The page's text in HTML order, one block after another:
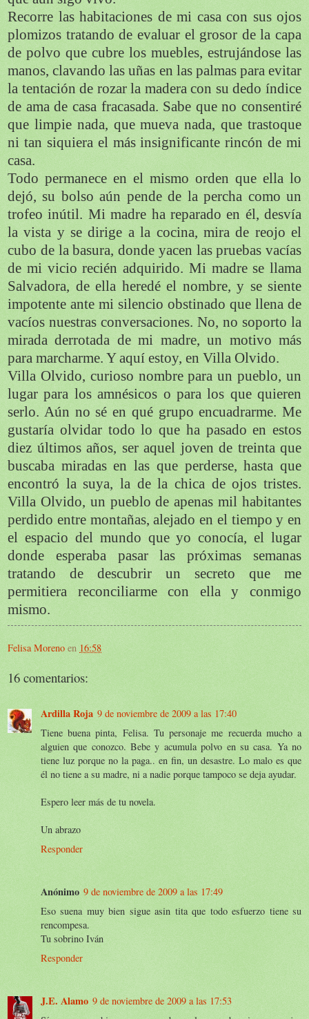
Recorre las habitaciones de mi casa con sus ojos
plomizos tratando de evaluar el grosor de la capa
de polvo que cubre los muebles, estrujándose las
manos, clavando las uñas en las palmas para evitar
la tentación de rozar la madera con su dedo índice
de ama de casa fracasada. Sabe que no consentiré
que limpie nada, que mueva nada, que trastoque
ni tan siquiera el más insignificante rincón de mi
casa.
Todo permanece en el mismo orden que ella lo
dejó, su bolso aún pende de la percha como un
trofeo inútil. Mi madre ha reparado en él, desvía
la vista y se dirige a la cocina, mira de reojo el
cubo de la basura, donde yacen las pruebas vacías
de mi vicio recién adquirido. Mi madre se llama
Salvadora, de ella heredé el nombre, y se siente
impotente ante mi silencio obstinado que llena de
vacíos nuestras conversaciones. No, no soporto la
mirada derrotada de mi madre, un motivo más
para marcharme. Y aquí estoy, en Villa Olvido.
Villa Olvido, curioso nombre para un pueblo, un
lugar para los amnésicos o para los que quieren
serlo. Aún no sé en qué grupo encuadrarme. Me
gustaría olvidar todo lo que ha pasado en estos
diez últimos años, ser aquel joven de treinta que
buscaba miradas en las que perderse, hasta que
encontró la suya, la de la chica de ojos tristes.
Villa Olvido, un pueblo de apenas mil habitantes
perdido entre montañas, alejado en el tiempo y en
el espacio del mundo que yo conocía, el lugar
donde esperaba pasar las próximas semanas
tratando de descubrir un secreto que me
permitiera reconciliarme con ella y conmigo
mismo.
Felisa Moreno en 16:58
16 comentarios:
Ardilla Roja 9 de noviembre de 2009 a las 17:40
Tiene buena pinta, Felisa. Tu personaje me recuerda mucho a
alguien que conozco. Bebe y acumula polvo en su casa. Ya no
tiene luz porque no la paga.. en fin, un desastre. Lo malo es que
él no tiene a su madre, ni a nadie porque tampoco se deja ayudar.
Espero leer más de tu novela.
Un abrazo
Responder
Anónimo 9 de noviembre de 2009 a las 17:49
Eso suena muy bien sigue asin tita que todo esfuerzo tiene su
rencompesa.
Tu sobrino Iván
Responder
J.E. Alamo 9 de noviembre de 2009 a las 17:53